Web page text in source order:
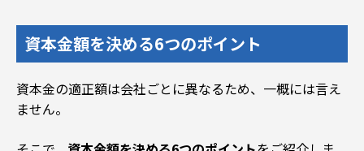
資本金額を決める6つのポイント
資本金の適正額は会社ごとに異なるため、一概には言え
ません。